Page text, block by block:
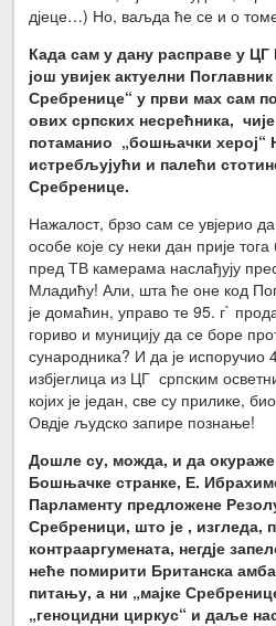
дјеце…) Но, ваљда ће се и о
Када сам у дану расправе у ЦГ
још увијек актуелни
Сребренице“ у први мах сам
ових српских несрећника,
потаманио „бошњачки херој“
истребљујући и палећи
Сребренице.
Нажалост, брзо сам се увјерио
особе које су неки дан прије
пред ТВ камерама наслађују
Младићу! Али, шта ће оне код
је домаћин, управо те 95. г`
гориво и муницију да се боре
сународника? И да је испоручио
избјеглица из ЦГ српским
којих је један, све су прилике,
Овдје људско запире познање!
Дошле су, можда, и да окураже
Бошњачке странке, Е.
Парламенту предложене
Сребреници, што је ,
контрааргумената, негдје
неће помирити Британска
питању, а ни „мајке
„геноцидни циркус“ и даље